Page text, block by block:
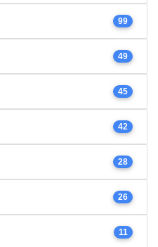
99
49
45
42
28
26
11